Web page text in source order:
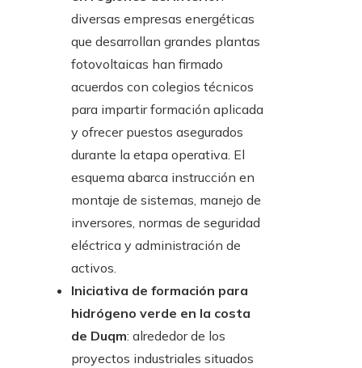
diversas empresas energéticas
que desarrollan grandes plantas
fotovoltaicas han firmado
acuerdos con colegios técnicos
para impartir formación aplicada
y ofrecer puestos asegurados
durante la etapa operativa. El
esquema abarca instrucción en
montaje de sistemas, manejo de
inversores, normas de seguridad
eléctrica y administración de
activos.
Iniciativa de formación para
hidrógeno verde en la costa
de Duqm: alrededor de los
proyectos industriales situados